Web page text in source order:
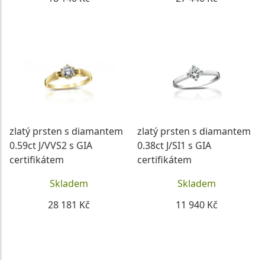
zlatý prsten s diamantem
0.59ct J/VVS2 s GIA
certifikátem
Skladem
28 181 Kč
zlatý prsten s diamantem
0.38ct J/SI1 s GIA
certifikátem
Skladem
11 940 Kč